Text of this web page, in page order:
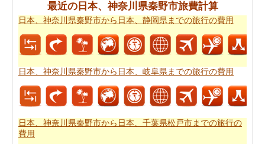
日本、神奈川県秦野市から日本、岐阜県までの飛
行時間を得ることができます。
あなたは道路で旅行すると停止点やあなたの旅行の途中
可能性を知りたいことを決定した場合、あなたの日本、
神奈川県秦野市から日本、岐阜県までの道路ルートプラ
ができます。
最近の日本、神奈川県秦野市旅費計算
日本、神奈川県秦野市から日本、静岡県までの旅行の費用
日本、神奈川県秦野市から日本、岐阜県までの旅行の費用
日本、神奈川県秦野市から日本、千葉県松戸市までの旅行の
費用